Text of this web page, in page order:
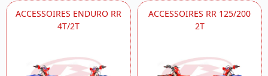
ACCESSOIRES ENDURO RR
4T/2T
ACCESSOIRES RR 125/200
2T